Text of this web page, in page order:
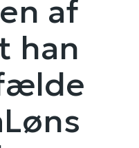
af
han